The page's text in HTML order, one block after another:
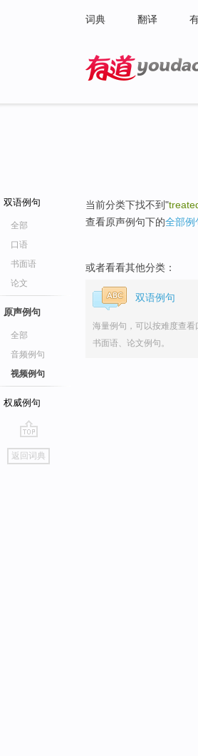
词典 翻译
双语例句
全部
口语
书面语
论文
原声例句
全部
音频例句
视频例句
权威例句
go
top
返回词典
当前分类下找不到"
查看原声例句下的全部例
或者看看其他分类：
双语例句
海量例句，可以按难度查看
书面语、论文例句。